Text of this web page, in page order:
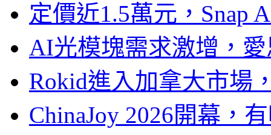
定價近1.5萬元，Snap
AI光模塊需求激增，
Rokid進入加拿大市場
ChinaJoy 2026開幕，